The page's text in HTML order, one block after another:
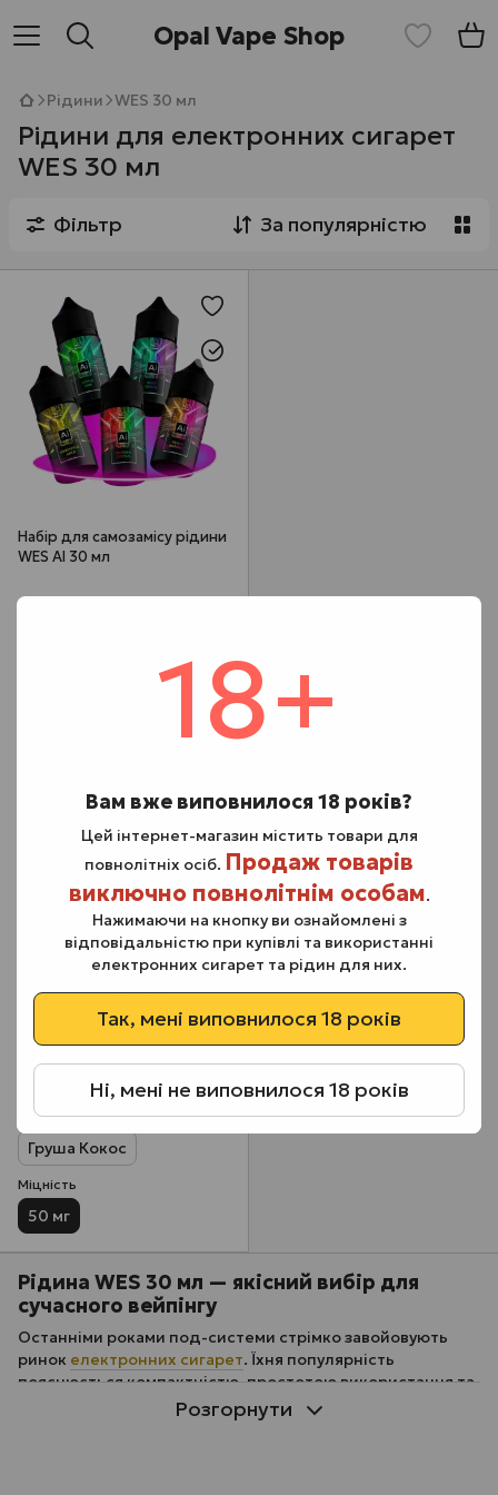
18+
Вам вже виповнилося 18 років?
Цей інтернет-магазин містить товари для
повнолітніх осіб. Продаж товарів
виключно повнолітнім особам.
Нажимаючи на кнопку ви ознайомлені з
відповідальністю при купівлі та використанні
електронних сигарет та рідин для них.
Так, мені виповнилося 18 років
Ні, мені не виповнилося 18 років
Opal Vape Shop
Рідини WES 30 мл
Рідини для електронних сигарет
WES 30 мл
Фільтр За популярністю
Набір для самозамісу рідини
WES AI 30 мл
339 грн
М'ятний Виноград
Диня Кактус
Ананасовий Сік
Кактус Енергетик
Тропічний Цитрус
Кавун Лимон
Прохолодний Лайм
Персик Ягоди
Груша Кокос
Міцність
50 мг
Рідина WES 30 мл — якісний вибір для
сучасного вейпінгу
Останніми роками под-системи стрімко завойовують
ринок електронних сигарет. Їхня популярність
пояснюється компактністю, простотою використання та
ефективною передачею смаку. Багато користувачів
переходять на вейп саме через зручність таких
Розгорнути